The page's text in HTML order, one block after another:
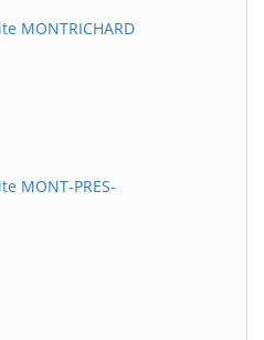
MONTRICHARD
MONT-PRES-